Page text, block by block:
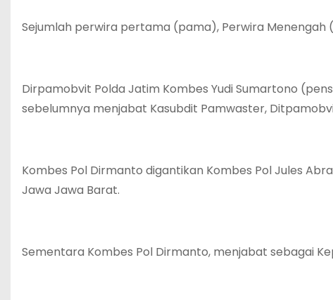
Sejumlah perwira pertama (pama), Perwira
Dirpamobvit Polda Jatim Kombes Yudi Sumartono
sebelumnya menjabat Kasubdit Pamwaster,
Kombes Pol Dirmanto digantikan Kombes Pol Jules
Jawa Jawa Barat.
Sementara Kombes Pol Dirmanto, menjabat sebagai